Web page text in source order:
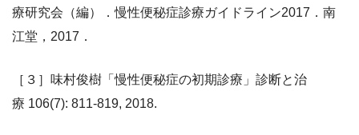
療研究会（編）．慢性便秘症診療ガイドライン2017．南
江堂，2017．
［３］味村俊樹「慢性便秘症の初期診療」診断と治
療 106(7): 811-819, 2018.